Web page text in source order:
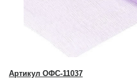
Артикул ОФС-11037